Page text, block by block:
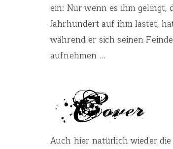
ein: Nur wenn es ihm gelingt,
Jahrhundert auf ihm lastet,
während er sich seinen
aufnehmen …
Auch hier natürlich wieder